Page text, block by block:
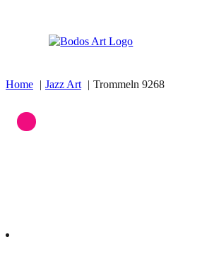
Home Jazz Art Trommeln 9268